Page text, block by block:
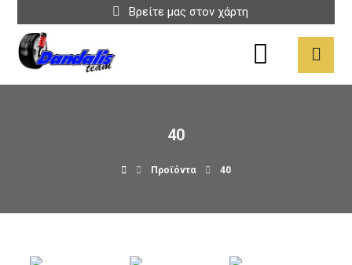
Βρείτε μας στον χάρτη
40
Προϊόντα 40